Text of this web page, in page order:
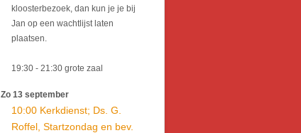
kloosterbezoek, dan kun je je bij
Jan op een wachtlijst laten
plaatsen.
19:30 - 21:30grote zaal
Zo 13 september
10:00 Kerkdienst; Ds. G.
Roffel, Startzondag en bev.